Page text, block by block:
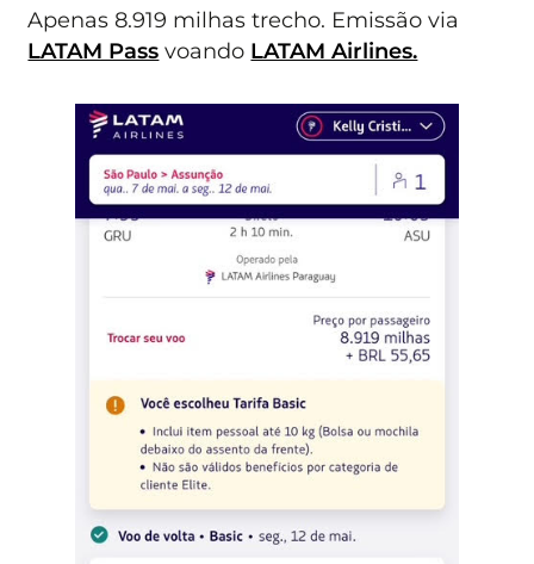
Apenas 8.919 milhas trecho. Emissão via
LATAM Pass voando LATAM Airlines.